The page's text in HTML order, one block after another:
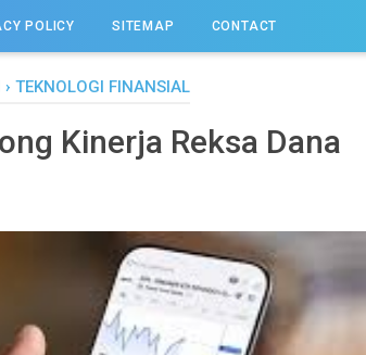
POLICY SITEMAP CONTACT
› TEKNOLOGI FINANSIAL
Kinerja Reksa Dana